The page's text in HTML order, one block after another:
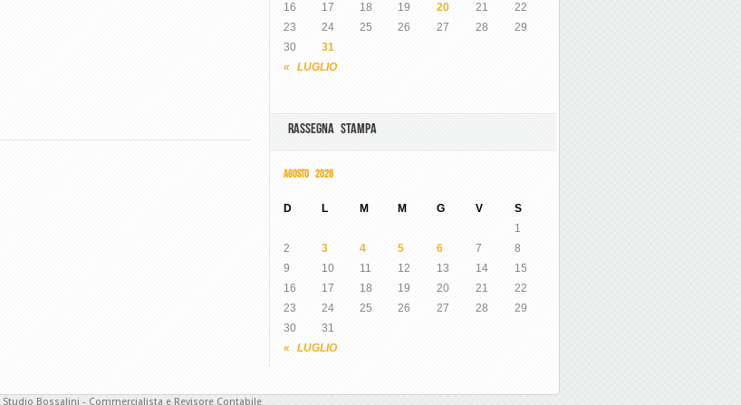
« LUGLIO
16
17 18 19 20 21
22
23
24 25 26 27 28
29
30
31
RASSEGNA STAMPA
AGOSTO 2026
D L M M G V S
« LUGLIO
1
2
3 4 5 6 7
8
9
10 11 12 13 14
15
16
17 18 19 20 21
22
23
24 25 26 27 28
29
30
31
Studio Bossalini - Commercialista e Revisore Contabile